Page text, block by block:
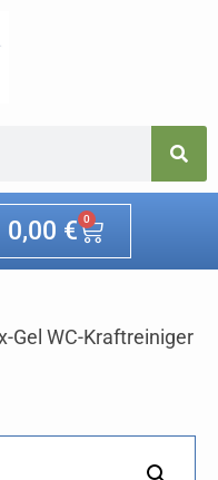
0,00 € 0
Gel WC-Kraftreiniger